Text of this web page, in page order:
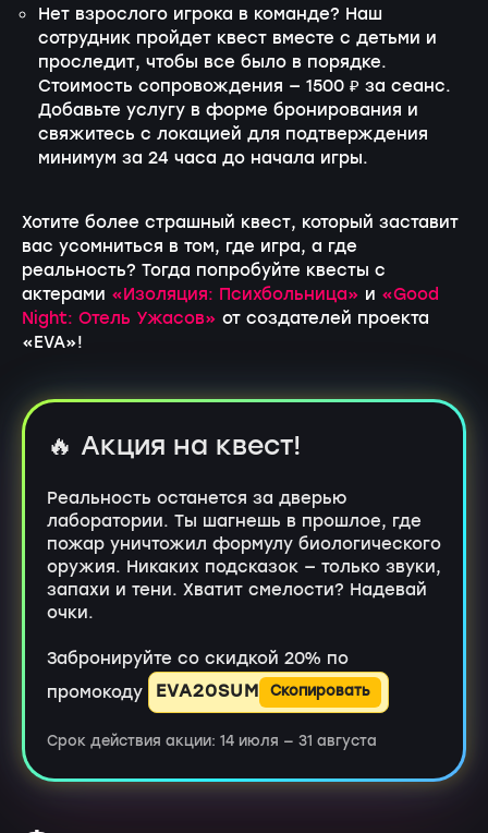
Нет взрослого игрока в команде? Наш
сотрудник пройдет квест вместе с детьми и
проследит, чтобы все было в порядке.
Стоимость сопровождения — 1500 ₽ за сеанс.
Добавьте услугу в форме бронирования и
свяжитесь с локацией для подтверждения
минимум за 24 часа до начала игры.
Хотите более страшный квест, который заставит
вас усомниться в том, где игра, а где
реальность? Тогда попробуйте квесты с
актерами «Изоляция: Психбольница» и «Good
Night: Отель Ужасов» от создателей проекта
«EVA»!
🔥 Акция на квест!
Реальность останется за дверью
лаборатории. Ты шагнешь в прошлое, где
пожар уничтожил формулу биологического
оружия. Никаких подсказок — только звуки,
запахи и тени. Хватит смелости? Надевай
очки.
Забронируйте со скидкой 20% по
промокоду EVA20SUM Скопировать
Срок действия акции: 14 июля — 31 августа